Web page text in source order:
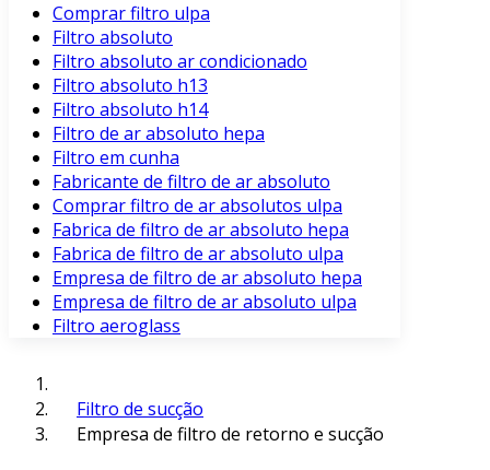
Comprar filtro ulpa
Filtro absoluto
Filtro absoluto ar condicionado
Filtro absoluto h13
Filtro absoluto h14
Filtro de ar absoluto hepa
Filtro em cunha
Fabricante de filtro de ar absoluto
Comprar filtro de ar absolutos ulpa
Fabrica de filtro de ar absoluto hepa
Fabrica de filtro de ar absoluto ulpa
Empresa de filtro de ar absoluto hepa
Empresa de filtro de ar absoluto ulpa
Filtro aeroglass
Filtro de sucção
Empresa de filtro de retorno e sucção